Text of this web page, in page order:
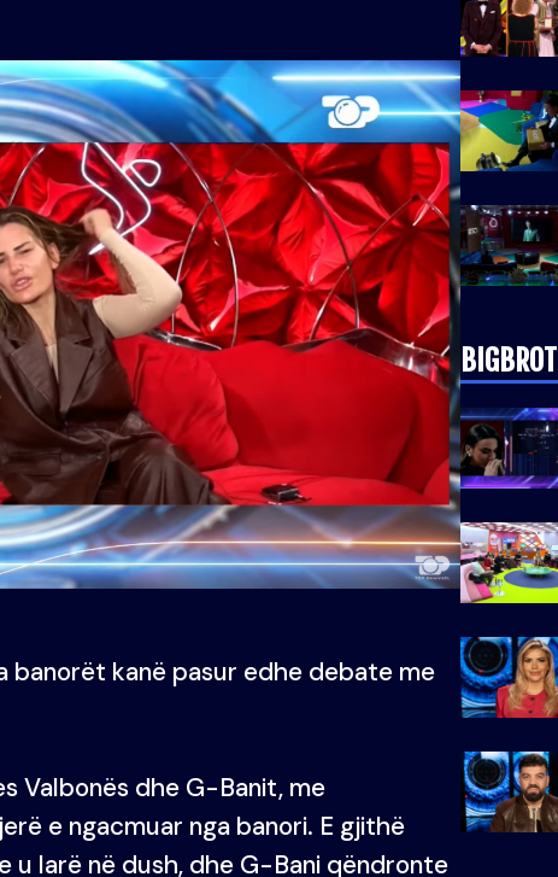
kanë pasur edhe debate me
Valbonës dhe G-Banit, me
e ngacmuar nga banori. E gjithë
u larë në dush, dhe G-Bani qëndronte